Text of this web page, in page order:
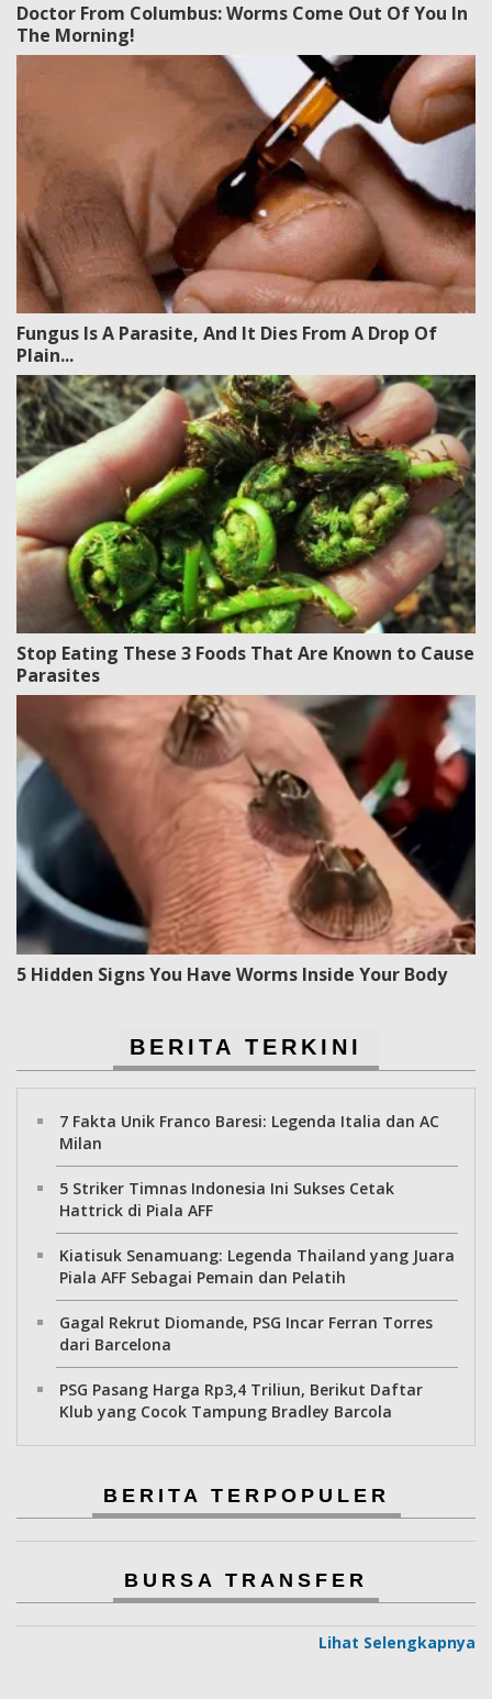
Doctor From Columbus: Worms Come Out Of You In
The Morning!
Fungus Is A Parasite, And It Dies From A Drop Of
Plain...
Stop Eating These 3 Foods That Are Known to Cause
Parasites
5 Hidden Signs You Have Worms Inside Your Body
BERITA TERKINI
7 Fakta Unik Franco Baresi: Legenda Italia dan AC
Milan
5 Striker Timnas Indonesia Ini Sukses Cetak
Hattrick di Piala AFF
Kiatisuk Senamuang: Legenda Thailand yang Juara
Piala AFF Sebagai Pemain dan Pelatih
Gagal Rekrut Diomande, PSG Incar Ferran Torres
dari Barcelona
PSG Pasang Harga Rp3,4 Triliun, Berikut Daftar
Klub yang Cocok Tampung Bradley Barcola
BERITA TERPOPULER
BURSA TRANSFER
Lihat Selengkapnya